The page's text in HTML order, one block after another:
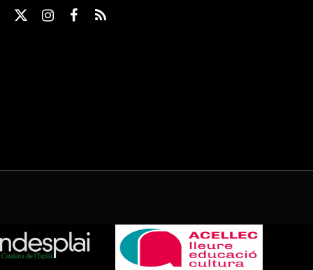
X
InstagramFacebook
RSS